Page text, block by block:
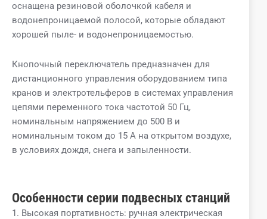
оснащена резиновой оболочкой кабеля и
водонепроницаемой полосой, которые обладают
хорошей пыле- и водонепроницаемостью.
Кнопочный переключатель предназначен для
дистанционного управления оборудованием типа
кранов и электротельферов в системах управления
цепями переменного тока частотой 50 Гц,
номинальным напряжением до 500 В и
номинальным током до 15 А на открытом воздухе,
в условиях дождя, снега и запыленности.
Особенности серии подвесных станций
1. Высокая портативность: ручная электрическая